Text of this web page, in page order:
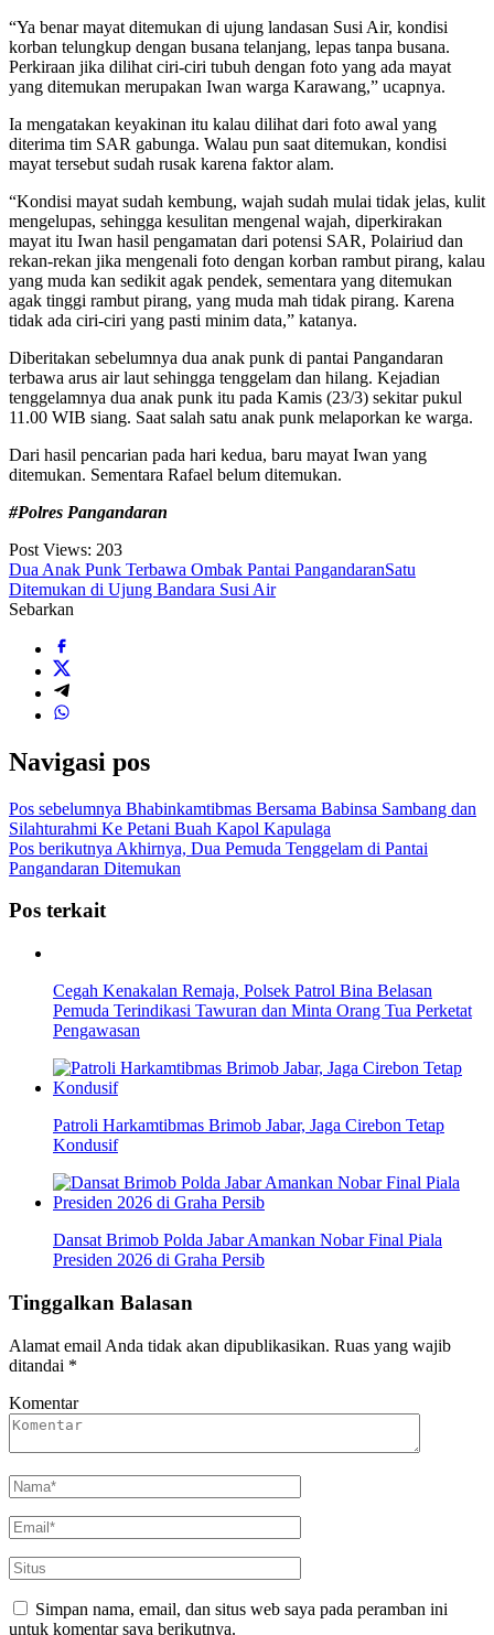
“Ya benar mayat ditemukan di ujung landasan Susi Air, kondisi
korban telungkup dengan busana telanjang, lepas tanpa busana.
Perkiraan jika dilihat ciri-ciri tubuh dengan foto yang ada mayat
yang ditemukan merupakan Iwan warga Karawang,” ucapnya.
Ia mengatakan keyakinan itu kalau dilihat dari foto awal yang
diterima tim SAR gabunga. Walau pun saat ditemukan, kondisi
mayat tersebut sudah rusak karena faktor alam.
“Kondisi mayat sudah kembung, wajah sudah mulai tidak jelas, kulit
mengelupas, sehingga kesulitan mengenal wajah, diperkirakan
mayat itu Iwan hasil pengamatan dari potensi SAR, Polairiud dan
rekan-rekan jika mengenali foto dengan korban rambut pirang, kalau
yang muda kan sedikit agak pendek, sementara yang ditemukan
agak tinggi rambut pirang, yang muda mah tidak pirang. Karena
tidak ada ciri-ciri yang pasti minim data,” katanya.
Diberitakan sebelumnya dua anak punk di pantai Pangandaran
terbawa arus air laut sehingga tenggelam dan hilang. Kejadian
tenggelamnya dua anak punk itu pada Kamis (23/3) sekitar pukul
11.00 WIB siang. Saat salah satu anak punk melaporkan ke warga.
Dari hasil pencarian pada hari kedua, baru mayat Iwan yang
ditemukan. Sementara Rafael belum ditemukan.
#Polres Pangandaran
Post Views: 203
Dua Anak Punk Terbawa Ombak Pantai PangandaranSatu
Ditemukan di Ujung Bandara Susi Air
Sebarkan
Navigasi pos
Pos sebelumnya Bhabinkamtibmas Bersama Babinsa Sambang dan
Silahturahmi Ke Petani Buah Kapol Kapulaga
Pos berikutnya Akhirnya, Dua Pemuda Tenggelam di Pantai
Pangandaran Ditemukan
Pos terkait
Cegah Kenakalan Remaja, Polsek Patrol Bina Belasan
Pemuda Terindikasi Tawuran dan Minta Orang Tua Perketat
Pengawasan
Patroli Harkamtibmas Brimob Jabar, Jaga Cirebon Tetap
Kondusif
Dansat Brimob Polda Jabar Amankan Nobar Final Piala
Presiden 2026 di Graha Persib
Tinggalkan Balasan
Alamat email Anda tidak akan dipublikasikan. Ruas yang wajib
ditandai *
Komentar
Simpan nama, email, dan situs web saya pada peramban ini
untuk komentar saya berikutnya.